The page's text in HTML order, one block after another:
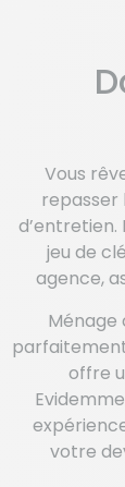
Vous
repasser
jeu de
agence,
Ménage
offre
votre